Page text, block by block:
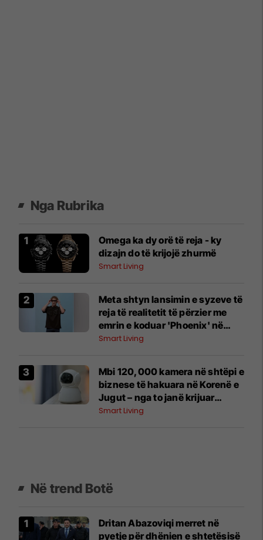
Nga Rubrika
Omega ka dy orë të reja - ky
dizajn do të krijojë zhurmë
Smart Living
Meta shtyn lansimin e syzeve të
reja të realitetit të përzier me
emrin e koduar 'Phoenix' në
mënyrë që 'të marrë detajet siç
Smart Living
Mbi 120,000 kamera në shtëpi e
biznese të hakuara në Korenë e
Jugut – nga to janë krijuar
materiale seksuale për një faqe
Smart Living
Në trend Botë
Dritan Abazoviqi merret në
pyetje për dhënien e shtetësisë